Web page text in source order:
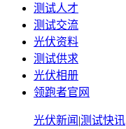
测试人才
测试交流
光伏资料
测试供求
光伏相册
领跑者官网
光伏新闻 |测试快讯